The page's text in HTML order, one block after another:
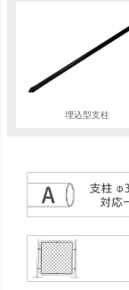
埋込型支柱